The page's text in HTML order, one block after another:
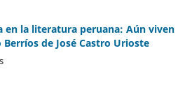
en la literatura peruana: Aún viven
de José Castro Urioste